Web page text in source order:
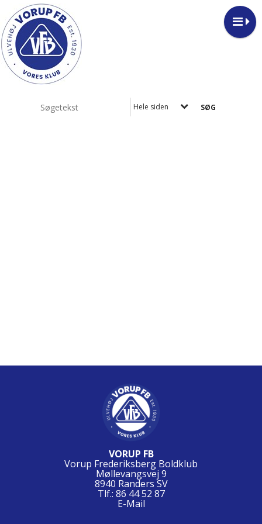
Hele siden
VORUP FB
Vorup Frederiksberg Boldklub
Møllevangsvej 9
8940 Randers SV
Tlf.: 86 44 52 87
E-Mail